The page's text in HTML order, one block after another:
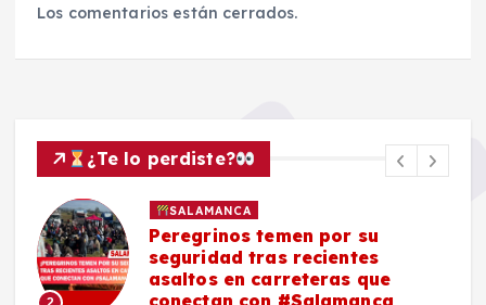
Los comentarios están cerrados.
¿Te lo perdiste?
SALAMANCA
Peregrinos temen por su
seguridad tras recientes
asaltos en carreteras que